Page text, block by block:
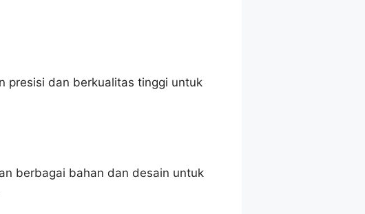
presisi dan berkualitas tinggi untuk
berbagai bahan dan desain untuk